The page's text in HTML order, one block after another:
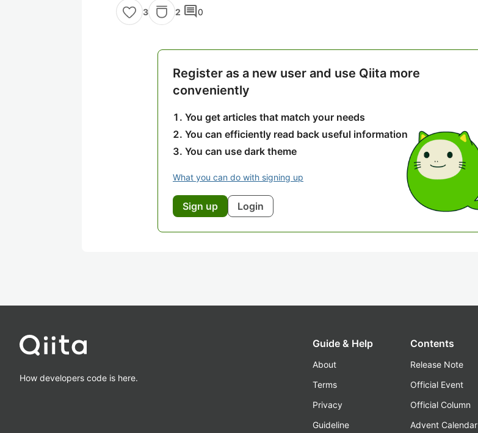
3 2 comment0
Register as a new user and use Qiita more
conveniently
You get articles that match your needs
You can efficiently read back useful information
You can use dark theme
What you can do with signing up
Sign up Login
How developers code is here.
Guide & Help
About
Terms
Privacy
Guideline
Contents
Release Note
Official Event
Official Column
Advent Calendar